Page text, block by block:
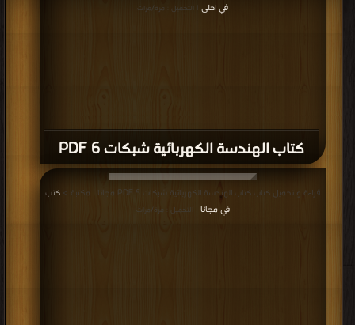
كتاب الهندسة الكهربائية شبكات 6 PDF
في احلى
| التحميل : مرة/مرات
قراءة و تحميل كتاب كتاب الهندسة الكهربائية شبكات 5 PDF مجانا | مكتبة >
كتب
في مجانا | التحميل : مرة/مرات